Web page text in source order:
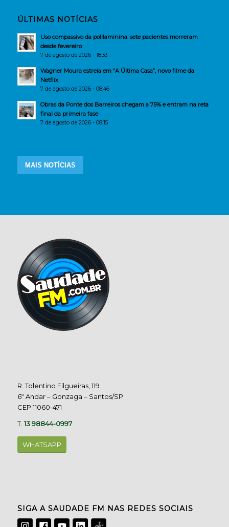
ÚLTIMAS NOTÍCIAS
Uso compassivo da polilaminina: sete pacientes morreram
desde fevereiro
7 de agosto de 2026 - 18:33
Wagner Moura estreia em “A Última Casa”, novo filme da
Netflix
7 de agosto de 2026 - 08:46
Obras da Ponte dos Barreiros chegam a 75% e entram na reta
final da primeira fase
7 de agosto de 2026 - 08:15
MAIS NOTÍCIAS
R. Tolentino Filgueiras, 119
6º Andar – Gonzaga – Santos/SP
CEP 11060-471
T.13 98844-0997
WHATSAPP
SIGA A SAUDADE FM NAS REDES SOCIAIS